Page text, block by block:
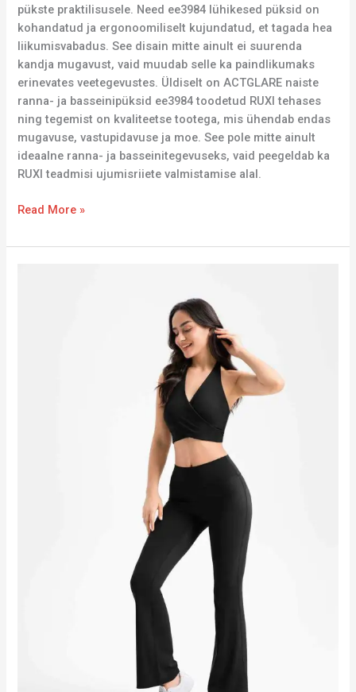
pükste praktilisusele. Need ee3984 lühikesed püksid on
kohandatud ja ergonoomiliselt kujundatud, et tagada hea
liikumisvabadus. See disain mitte ainult ei suurenda
kandja mugavust, vaid muudab selle ka paindlikumaks
erinevates veetegevustes. Üldiselt on ACTGLARE naiste
ranna- ja basseinipüksid ee3984 toodetud RUXI tehases
ning tegemist on kvaliteetse tootega, mis ühendab endas
mugavuse, vastupidavuse ja moe. See pole mitte ainult
ideaalne ranna- ja basseinitegevuseks, vaid peegeldab ka
RUXI teadmisi ujumisriiete valmistamise alal.
Read More »